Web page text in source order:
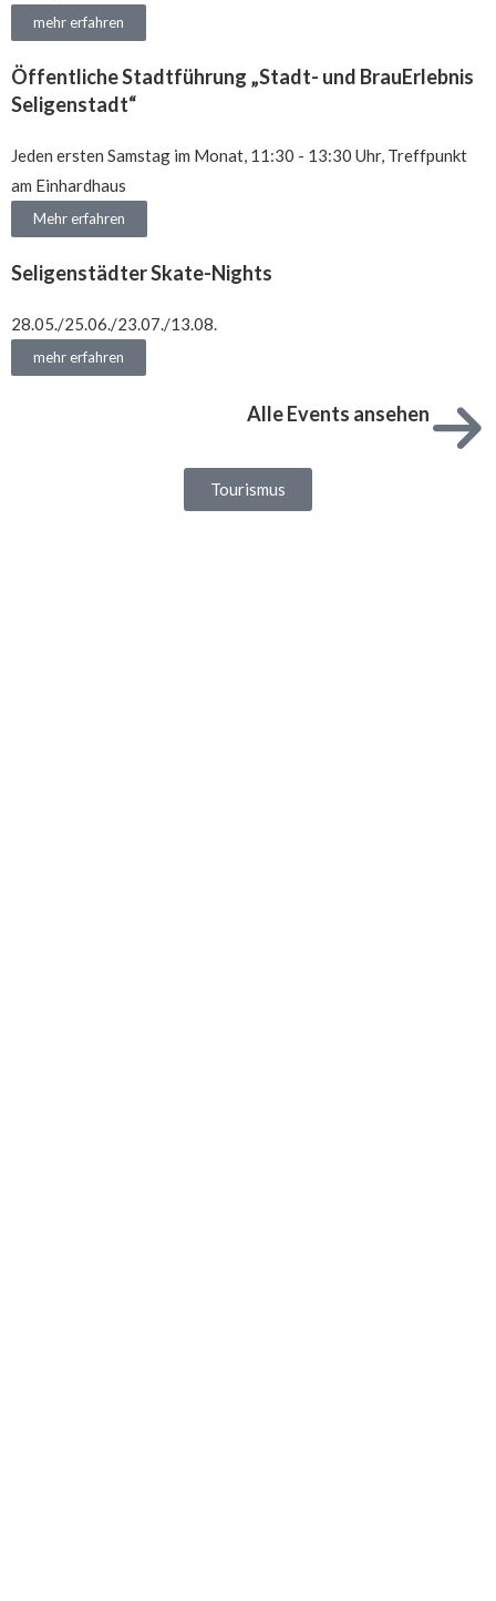
mehr erfahren
Öffentliche Stadtführung „Stadt- und BrauErlebnis
Seligenstadt“
Jeden ersten Samstag im Monat, 11:30 - 13:30 Uhr, Treffpunkt
am Einhardhaus
Mehr erfahren
Seligenstädter Skate-Nights
28.05./25.06./23.07./13.08.
mehr erfahren
Alle Events ansehen
Tourismus